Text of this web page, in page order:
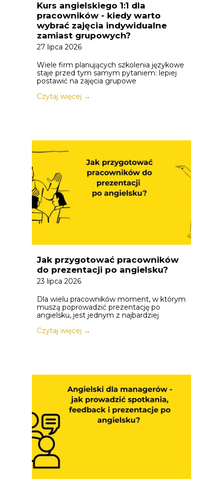
Kurs angielskiego 1:1 dla
pracowników - kiedy warto
wybrać zajęcia indywidualne
zamiast grupowych?
27 lipca 2026
Wiele firm planujących szkolenia językowe
staje przed tym samym pytaniem: lepiej
postawić na zajęcia grupowe
Czytaj więcej →
Jak przygotować pracowników
do prezentacji po angielsku?
23 lipca 2026
Dla wielu pracowników moment, w którym
muszą poprowadzić prezentację po
angielsku, jest jednym z najbardziej
Czytaj więcej →